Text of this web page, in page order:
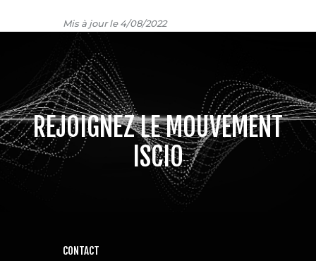
Mis à jour le 4/08/2022
REJOIGNEZ LE MOUVEMENT
ISCIO
CONTACT